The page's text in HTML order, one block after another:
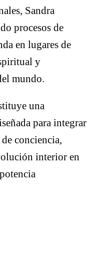
Sandra
procesos de
en lugares de
y
mundo.
una
para integrar
conciencia,
interior en